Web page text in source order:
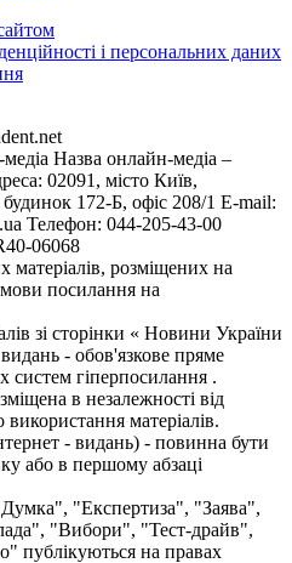
і персональних даних
Назва онлайн-медіа –
02091, місто Київ,
172-Б, офіс 208/1 E-mail:
Телефон: 044-205-43-00
06068
матеріалів, розміщених на
посилання на
зі сторінки « Новини України
видань - обов'язкове пряме
систем гіперпосилання .
в незалежності від
матеріалів.
- видань) - повинна бути
або в першому абзаці
"Експертиза", "Заява",
"Вибори", "Тест-драйв",
публікуються на правах